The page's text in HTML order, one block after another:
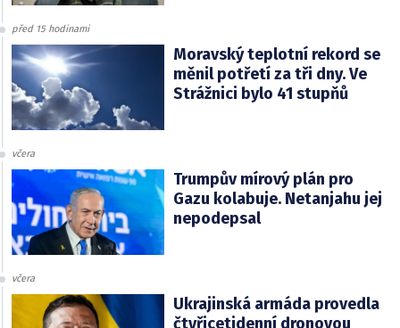
před 15 hodinami
Moravský teplotní rekord se
měnil potřetí za tři dny. Ve
Strážnici bylo 41 stupňů
včera
Trumpův mírový plán pro
Gazu kolabuje. Netanjahu jej
nepodepsal
včera
Ukrajinská armáda provedla
čtyřicetidenní dronovou